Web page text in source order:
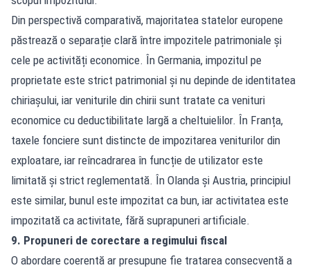
Din perspectivă comparativă, majoritatea statelor europene
păstrează o separație clară între impozitele patrimoniale și
cele pe activități economice. În Germania, impozitul pe
proprietate este strict patrimonial și nu depinde de identitatea
chiriașului, iar veniturile din chirii sunt tratate ca venituri
economice cu deductibilitate largă a cheltuielilor. În Franța,
taxele fonciere sunt distincte de impozitarea veniturilor din
exploatare, iar reîncadrarea în funcție de utilizator este
limitată și strict reglementată. În Olanda și Austria, principiul
este similar, bunul este impozitat ca bun, iar activitatea este
impozitată ca activitate, fără suprapuneri artificiale.
9. Propuneri de corectare a regimului fiscal
O abordare coerentă ar presupune fie tratarea consecventă a